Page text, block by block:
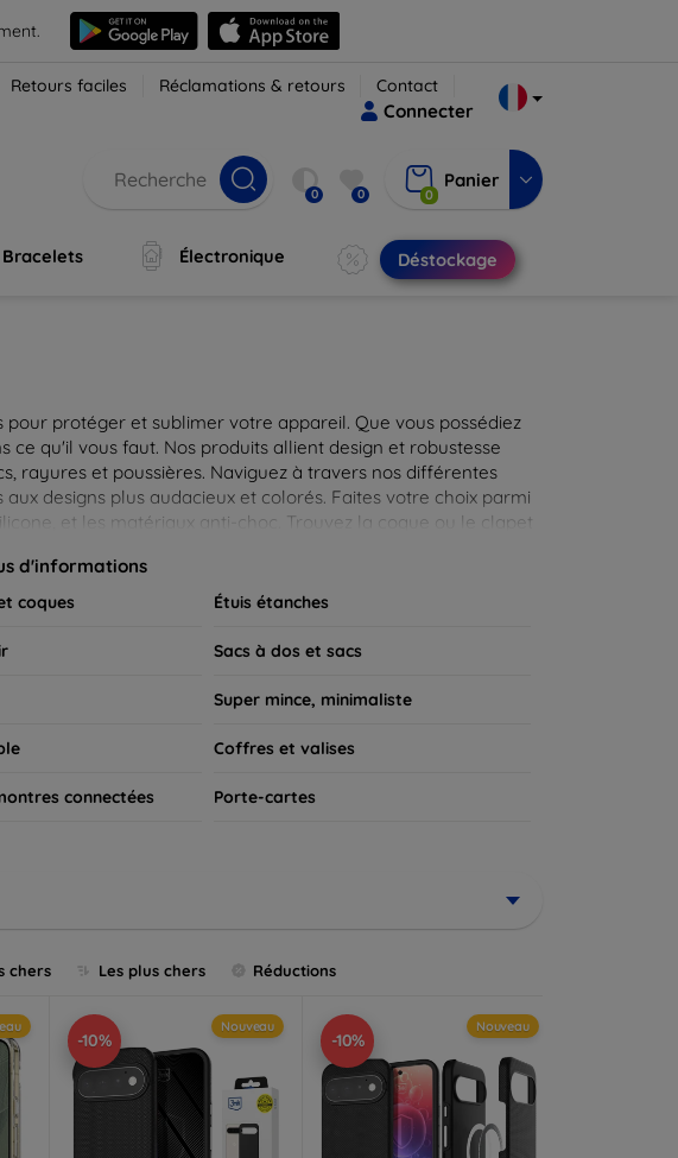
Retours faciles Réclamations & retours Contact
Connecter
0 0 0
Panier
Bracelets Électronique Déstockage
protéger et sublimer votre appareil. Que vous possédiez
qu'il vous faut. Nos produits allient design et robustesse
rayures et poussières. Naviguez à travers nos différentes
designs plus audacieux et colorés. Faites votre choix parmi
et les matériaux anti-choc. Trouvez la coque ou le clapet
d'informations
coques Étuis étanches
Sacs à dos et sacs
Super mince, minimaliste
Coffres et valises
connectées Porte-cartes
chers Les plus chers Réductions
-10%
Nouveau
-10%
Nouveau